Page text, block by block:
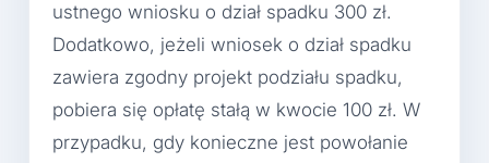
ustnego wniosku o dział spadku 300 zł.
Dodatkowo, jeżeli wniosek o dział spadku
zawiera zgodny projekt podziału spadku,
pobiera się opłatę stałą w kwocie 100 zł. W
przypadku, gdy konieczne jest powołanie